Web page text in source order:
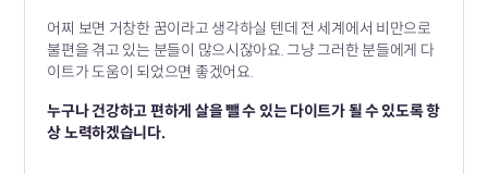
어찌 보면 거창한 꿈이라고 생각하실 텐데 전 세계에서 비만으로
불편을 겪고 있는 분들이 많으시잖아요.그냥 그러한 분들에게 다
이트가 도움이 되었으면 좋겠어요.
누구나 건강하고 편하게 살을 뺄 수 있는 다이트가 될 수 있도록항
상 노력하겠습니다.